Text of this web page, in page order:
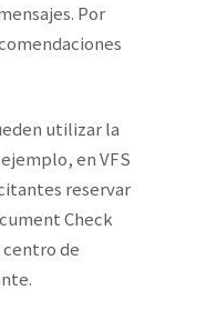
Por
utilizar la
en VFS
reservar
Check
centro de